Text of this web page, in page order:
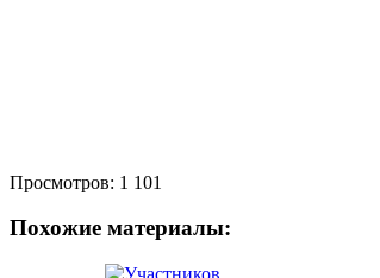
Просмотров: 1 101
Похожие материалы: